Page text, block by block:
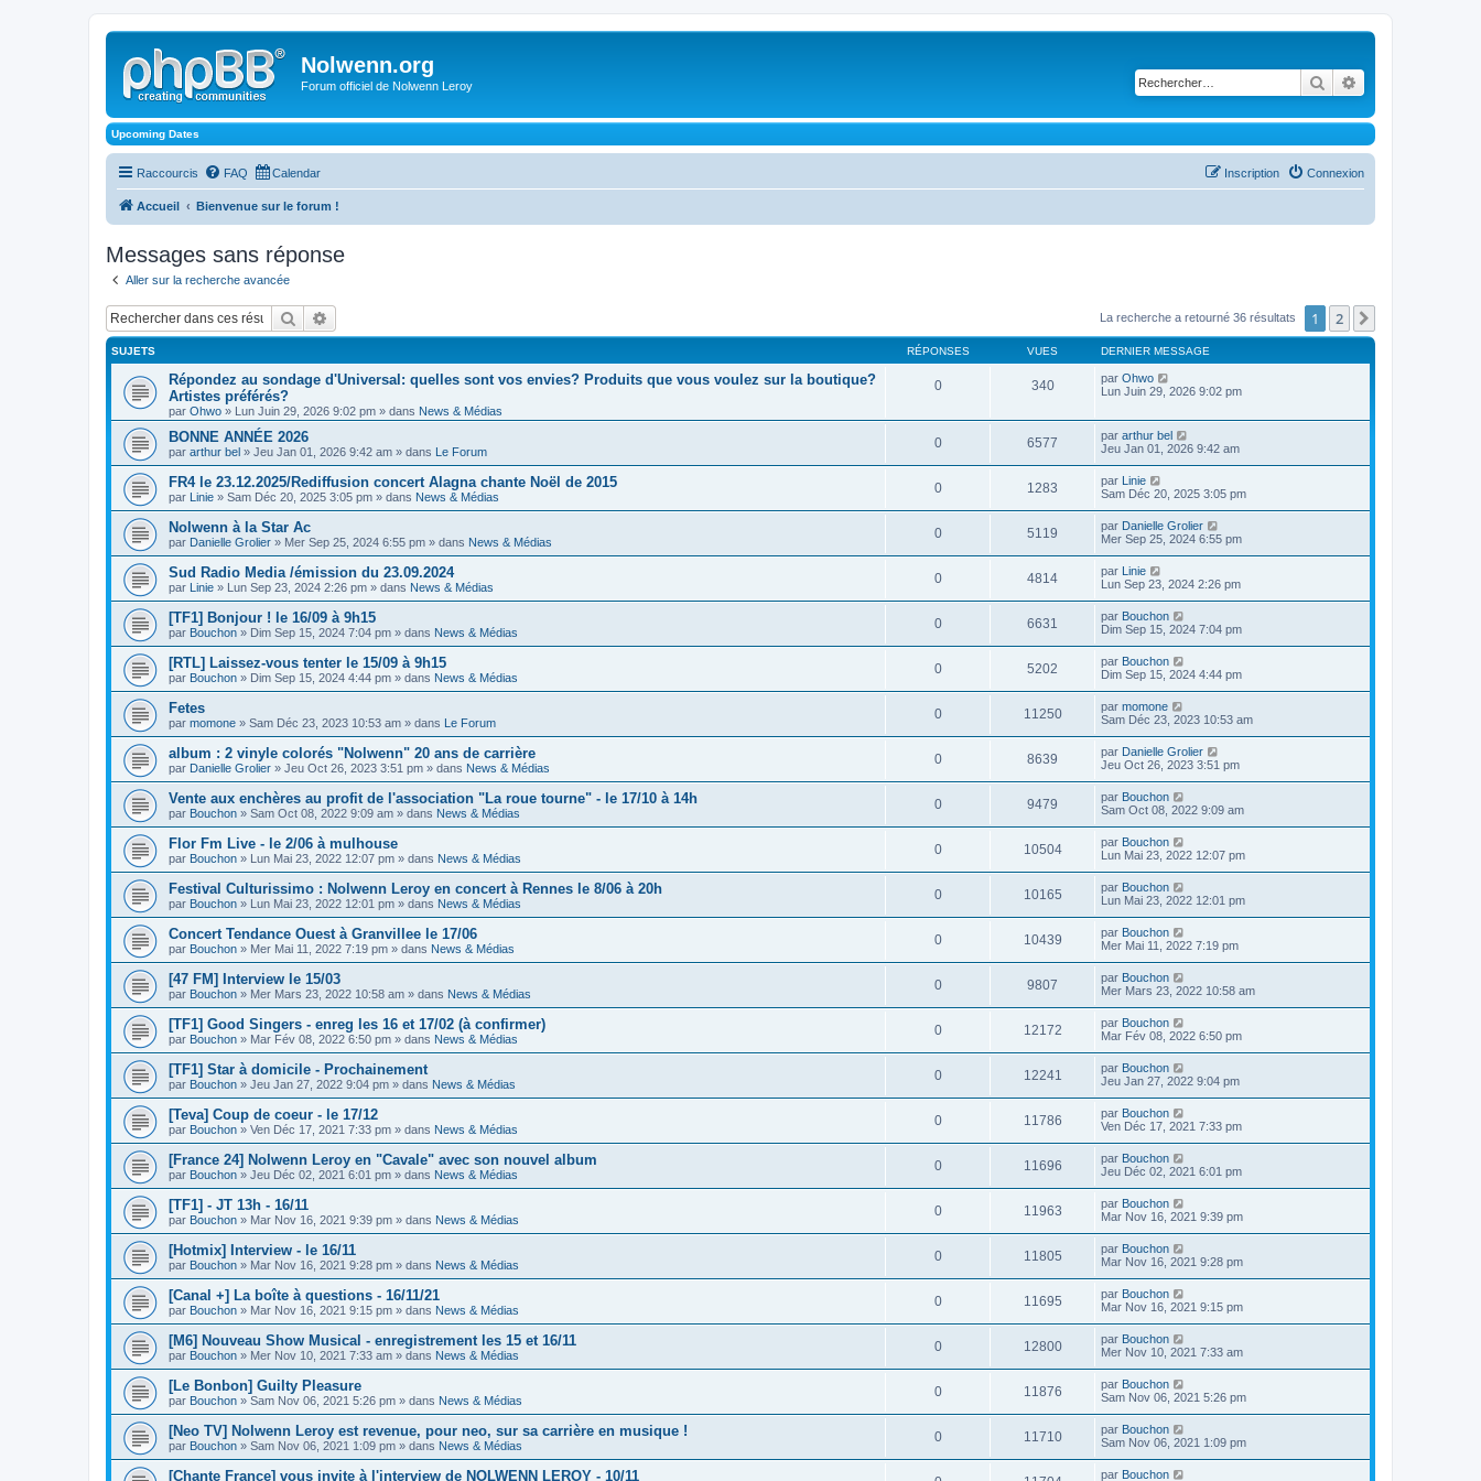
Nolwenn.org
Forum officiel de Nolwenn Leroy Rechercher
Upcoming Dates
Raccourcis FAQ Calendar Connexion
Inscription
Accueil Bienvenue sur le forum !
Messages sans réponse
Aller sur la recherche avancée
Rechercher La recherche a retourné 36 résultats 1 2
SUJETS RÉPONSES VUES DERNIER MESSAGE
Répondez au sondage d'Universal: quelles sont vos envies? Produits que vous voulez sur la boutique?
Artistes préférés?
par Ohwo » Lun Juin 29, 2026 9:02 pm » dans News & Médias
0 340 par Ohwo
Lun Juin 29, 2026 9:02 pm
BONNE ANNÉE 2026
par arthur bel » Jeu Jan 01, 2026 9:42 am » dans Le Forum
0 6577 par arthur bel
Jeu Jan 01, 2026 9:42 am
FR4 le 23.12.2025/Rediffusion concert Alagna chante Noël de 2015
par Linie » Sam Déc 20, 2025 3:05 pm » dans News & Médias
0 1283 par Linie
Sam Déc 20, 2025 3:05 pm
Nolwenn à la Star Ac
par Danielle Grolier » Mer Sep 25, 2024 6:55 pm » dans News & Médias
0 5119 par Danielle Grolier
Mer Sep 25, 2024 6:55 pm
Sud Radio Media /émission du 23.09.2024
par Linie » Lun Sep 23, 2024 2:26 pm » dans News & Médias
0 4814 par Linie
Lun Sep 23, 2024 2:26 pm
[TF1] Bonjour ! le 16/09 à 9h15
par Bouchon » Dim Sep 15, 2024 7:04 pm » dans News & Médias
0 6631 par Bouchon
Dim Sep 15, 2024 7:04 pm
[RTL] Laissez-vous tenter le 15/09 à 9h15
par Bouchon » Dim Sep 15, 2024 4:44 pm » dans News & Médias
0 5202 par Bouchon
Dim Sep 15, 2024 4:44 pm
Fetes
par momone » Sam Déc 23, 2023 10:53 am » dans Le Forum
0 11250 par momone
Sam Déc 23, 2023 10:53 am
album : 2 vinyle colorés "Nolwenn" 20 ans de carrière
par Danielle Grolier » Jeu Oct 26, 2023 3:51 pm » dans News & Médias
0 8639 par Danielle Grolier
Jeu Oct 26, 2023 3:51 pm
Vente aux enchères au profit de l'association "La roue tourne" - le 17/10 à 14h
par Bouchon » Sam Oct 08, 2022 9:09 am » dans News & Médias
0 9479 par Bouchon
Sam Oct 08, 2022 9:09 am
Flor Fm Live - le 2/06 à mulhouse
par Bouchon » Lun Mai 23, 2022 12:07 pm » dans News & Médias
0 10504 par Bouchon
Lun Mai 23, 2022 12:07 pm
Festival Culturissimo : Nolwenn Leroy en concert à Rennes le 8/06 à 20h
par Bouchon » Lun Mai 23, 2022 12:01 pm » dans News & Médias
0 10165 par Bouchon
Lun Mai 23, 2022 12:01 pm
Concert Tendance Ouest à Granvillee le 17/06
par Bouchon » Mer Mai 11, 2022 7:19 pm » dans News & Médias
0 10439 par Bouchon
Mer Mai 11, 2022 7:19 pm
[47 FM] Interview le 15/03
par Bouchon » Mer Mars 23, 2022 10:58 am » dans News & Médias
0 9807 par Bouchon
Mer Mars 23, 2022 10:58 am
[TF1] Good Singers - enreg les 16 et 17/02 (à confirmer)
par Bouchon » Mar Fév 08, 2022 6:50 pm » dans News & Médias
0 12172 par Bouchon
Mar Fév 08, 2022 6:50 pm
[TF1] Star à domicile - Prochainement
par Bouchon » Jeu Jan 27, 2022 9:04 pm » dans News & Médias
0 12241 par Bouchon
Jeu Jan 27, 2022 9:04 pm
[Teva] Coup de coeur - le 17/12
par Bouchon » Ven Déc 17, 2021 7:33 pm » dans News & Médias
0 11786 par Bouchon
Ven Déc 17, 2021 7:33 pm
[France 24] Nolwenn Leroy en "Cavale" avec son nouvel album
par Bouchon » Jeu Déc 02, 2021 6:01 pm » dans News & Médias
0 11696 par Bouchon
Jeu Déc 02, 2021 6:01 pm
[TF1] - JT 13h - 16/11
par Bouchon » Mar Nov 16, 2021 9:39 pm » dans News & Médias
0 11963 par Bouchon
Mar Nov 16, 2021 9:39 pm
[Hotmix] Interview - le 16/11
par Bouchon » Mar Nov 16, 2021 9:28 pm » dans News & Médias
0 11805 par Bouchon
Mar Nov 16, 2021 9:28 pm
[Canal +] La boîte à questions - 16/11/21
par Bouchon » Mar Nov 16, 2021 9:15 pm » dans News & Médias
0 11695 par Bouchon
Mar Nov 16, 2021 9:15 pm
[M6] Nouveau Show Musical - enregistrement les 15 et 16/11
par Bouchon » Mer Nov 10, 2021 7:33 am » dans News & Médias
0 12800 par Bouchon
Mer Nov 10, 2021 7:33 am
[Le Bonbon] Guilty Pleasure
par Bouchon » Sam Nov 06, 2021 5:26 pm » dans News & Médias
0 11876 par Bouchon
Sam Nov 06, 2021 5:26 pm
[Neo TV] Nolwenn Leroy est revenue, pour neo, sur sa carrière en musique !
par Bouchon » Sam Nov 06, 2021 1:09 pm » dans News & Médias
0 11710 par Bouchon
Sam Nov 06, 2021 1:09 pm
[Chante France] vous invite à l'interview de NOLWENN LEROY - 10/11 par Bouchon